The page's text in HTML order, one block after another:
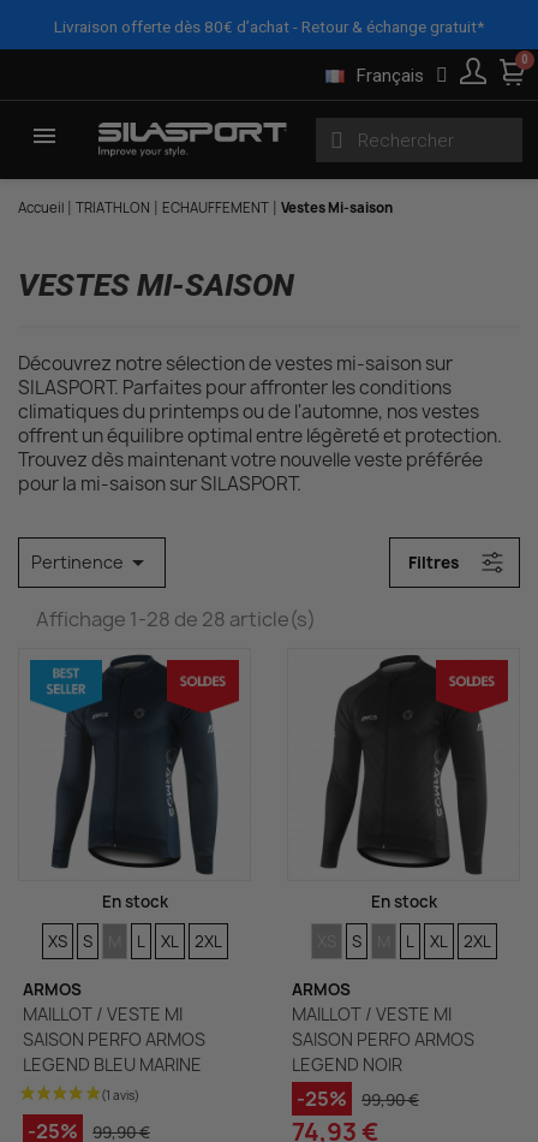
Livraison offerte dès 80€ d’achat - Retour & échange gratuit*
Français
Accueil TRIATHLON ECHAUFFEMENT Vestes Mi-saison
FILTRES X
VESTES MI-SAISON
Découvrez notre sélection de vestes mi-saison sur
SILASPORT. Parfaites pour affronter les conditions
climatiques du printemps ou de l'automne, nos vestes
offrent un équilibre optimal entre légèreté et protection.
Trouvez dès maintenant votre nouvelle veste préférée
pour la mi-saison sur SILASPORT.
Pertinence  Filtres
Affichage 1-28 de 28 article(s)
En stock
TAILLES
XS TAILLES
S TAILLES
TAILLES
L TAILLES
XL TAILLES
2XL
ARMOS
MAILLOT / VESTE MI
SAISON PERFO ARMOS
LEGEND BLEU MARINE
-25% 99,90 €
En stock
TAILLES
TAILLES
S TAILLES
TAILLES
L TAILLES
XL TAILLES
2XL
ARMOS
MAILLOT / VESTE MI
SAISON PERFO ARMOS
LEGEND NOIR
-25% 99,90 €
74,93 €